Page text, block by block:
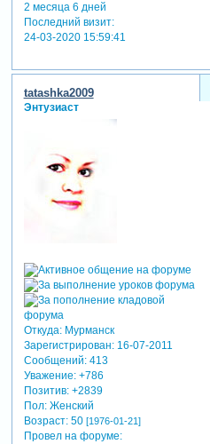
2 месяца 6 дней
Последний визит:
24-03-2020 15:59:41
tatashka2009
Энтузиаст
Откуда:Мурманск
Зарегистрирован: 16-07-2011
Сообщений:413
Уважение: +786
Позитив: +2839
Пол:Женский
Возраст:50 [1976-01-21]
Провел на форуме: